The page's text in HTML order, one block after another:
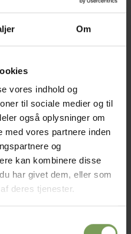
Om
vores indhold og
til sociale medier og til
også oplysninger om
med vores partnere inden
og
kan kombinere disse
har givet dem, eller som
deres tjenester.
KJOLER OG
PONCHOER
16 VARER